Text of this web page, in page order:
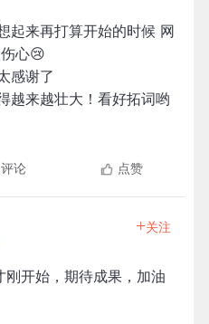
起来再打算开始的时候 网
心😢
感谢了
越来越壮大！看好拓词哟
论 点赞
+关注
开始，期待成果，加油